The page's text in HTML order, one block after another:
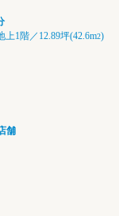
上1階／12.89坪(42.6m2)
舗